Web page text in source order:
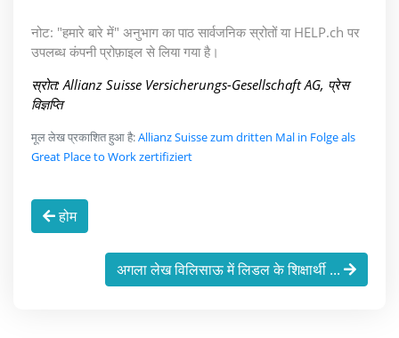
नोट: "हमारे बारे में" अनुभाग का पाठ सार्वजनिक स्रोतों या HELP.ch पर
उपलब्ध कंपनी प्रोफ़ाइल से लिया गया है।
स्रोत: Allianz Suisse Versicherungs-Gesellschaft AG, प्रेस
विज्ञप्ति
मूल लेख प्रकाशित हुआ है:Allianz Suisse zum dritten Mal in Folge als
Great Place to Work zertifiziert
होम
अगला लेख विलिसाऊ में लिडल के शिक्षार्थी ...